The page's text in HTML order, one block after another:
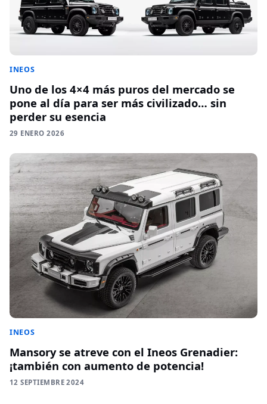
INEOS
Uno de los 4×4 más puros del mercado se
pone al día para ser más civilizado… sin
perder su esencia
29 ENERO 2026
INEOS
Mansory se atreve con el Ineos Grenadier:
¡también con aumento de potencia!
12 SEPTIEMBRE 2024